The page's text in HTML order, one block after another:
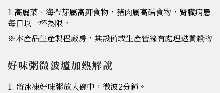
1.高麗菜、海帶芽屬高鉀食物，豬肉屬高磷食物，腎臟病患
每日以一杯為限。
※本產品生產製程廠房，其設備或生產管線有處理麩質穀物
好味粥微波爐加熱解說
1. 將冰凍好味粥放入碗中，微波2分鐘。